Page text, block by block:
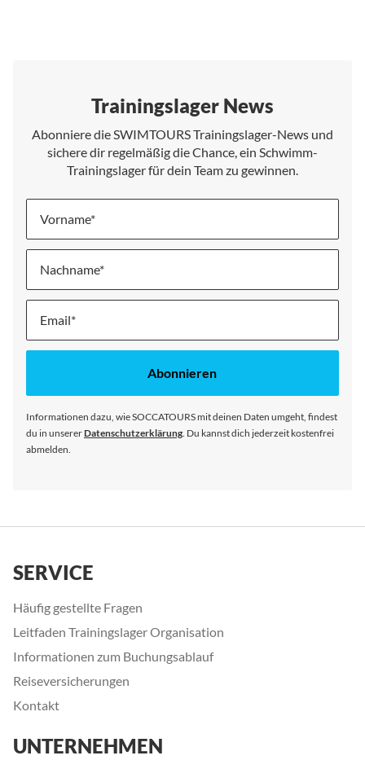
Trainingslager News
Abonniere die SWIMTOURS Trainingslager-News und
sichere dir regelmäßig die Chance, ein Schwimm-
Trainingslager für dein Team zu gewinnen.
Vorname
Nachname
Melde
für
Abonnieren
Informationen dazu, wie SOCCATOURS mit deinen Daten umgeht, findest
du in unsererDatenschutzerklärung . Du kannst dich jederzeit kostenfrei
abmelden.
SERVICE
Häufig gestellte Fragen
Leitfaden Trainingslager Organisation
Informationen zum Buchungsablauf
Reiseversicherungen
Kontakt
UNTERNEHMEN